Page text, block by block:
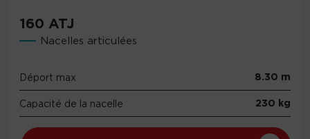
160 ATJ
Nacelles articulées
Déport max 8.30 m
Capacité de la nacelle 230 kg